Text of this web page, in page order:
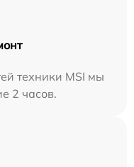
техники MSI мы
2 часов.